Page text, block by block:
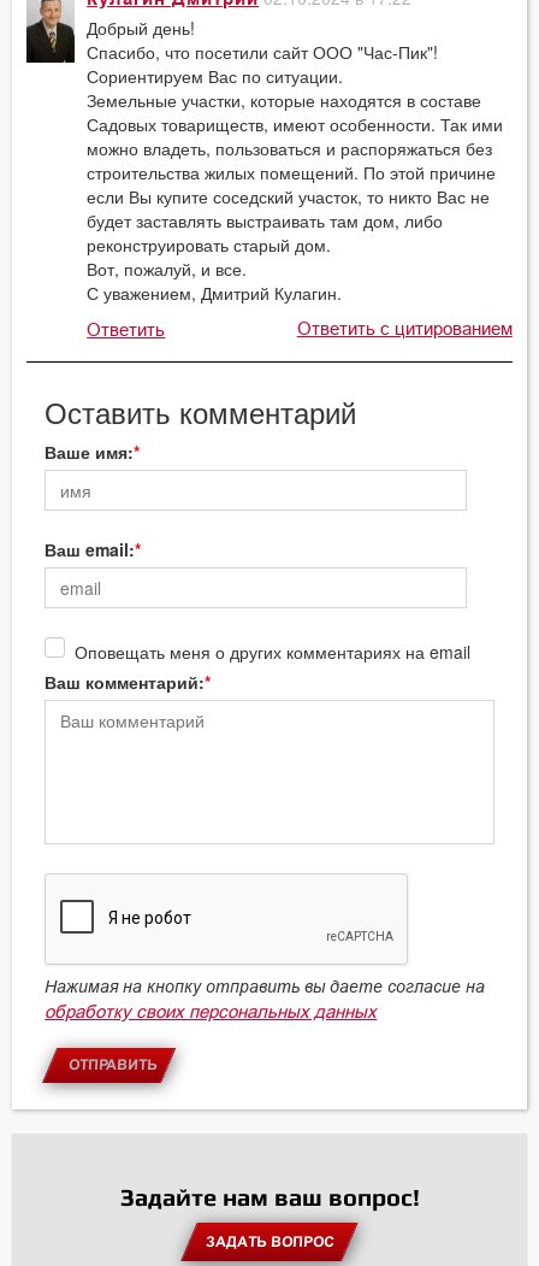
Добрый день!
Спасибо, что посетили сайт ООО "Час-Пик"!
Сориентируем Вас по ситуации.
Земельные участки, которые находятся в составе
Садовых товариществ, имеют особенности. Так ими
можно владеть, пользоваться и распоряжаться без
строительства жилых помещений. По этой причине
если Вы купите соседский участок, то никто Вас не
будет заставлять выстраивать там дом, либо
реконструировать старый дом.
Вот, пожалуй, и все.
С уважением, Дмитрий Кулагин.
Ответить Ответить с цитированием
Оставить комментарий
Ваше имя:
Ваш email:
Оповещать меня о других комментариях на email
Ваш комментарий:
Нажимая на кнопку отправить вы даете согласие на
обработку своих персональных данных
ОТПРАВИТЬ
Задайте нам ваш вопрос!
ЗАДАТЬ ВОПРОС